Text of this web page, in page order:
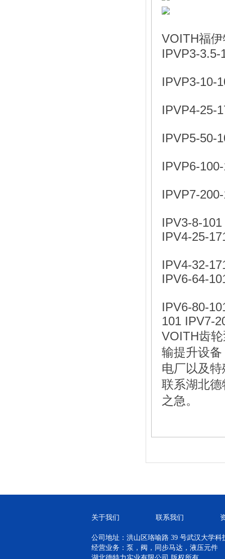
VOITH福
IPVP3-3.5-
IPVP3-10-
IPVP4-25-
IPVP5-50-
IPVP6-
IPVP7-
IPV3-8-
IPV4-25-
IPV4-32-
IPV6-64-
IPV6-80-
101 IPV7-
VOITH齿
输提升设
电厂以及
联系湖北
之急。
关于我们 联系我们
公司地址：洪山区珞喻路 39 号武汉大学科
经营业务：泵，阀，同步马达，液压元件